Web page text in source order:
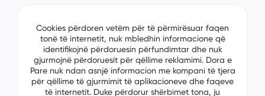
Cookies përdoren vetëm për të përmirësuar faqen
tonë të internetit, nuk mbledhin informacione që
identifikojnë përdoruesin përfundimtar dhe nuk
gjurmojnë përdoruesit për qëllime reklamimi. Dora e
Pare nuk ndan asnjë informacion me kompani të tjera
për qëllime të gjurmimit të aplikacioneve dhe faqeve
të internetit. Duke përdorur shërbimet tona, ju